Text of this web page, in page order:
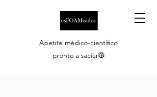
Apetite médico-científico
pronto a saciar🥼